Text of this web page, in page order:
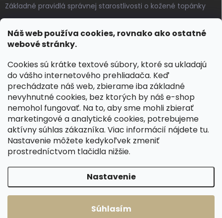
Náš web používa cookies, rovnako ako ostatné
webové stránky.
Cookies sú krátke textové súbory, ktoré sa ukladajú
do vášho internetového prehliadača. Keď
prechádzate náš web, zbierame iba základné
nevyhnutné cookies, bez ktorých by náš e-shop
nemohol fungovať. Na to, aby sme mohli zbierať
marketingové a analytické cookies, potrebujeme
aktívny súhlas zákazníka. Viac informácií nájdete tu.
Nastavenie môžete kedykoľvek zmeniť
prostredníctvom tlačidla nižšie.
Nastavenie
Súhlasím
Základné pravidlá správnej starostlivosti o kožené topánky
Výroba českých kožených opaskov: vôňa pravej kože, dotyk
remesla
KONTAKT
dotazy@ spongr.cz
+420 776 663 962
https://www.facebook.com/spongr.cz
spongr.cz
Špongr.cz . Všetky práva vyhradené.